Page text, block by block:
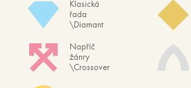
Klasická
řada
\Diamant
Napříč
žánry
\Crossover